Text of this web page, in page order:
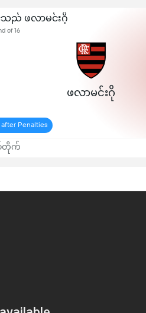
ဖလာမင်းဂို
of 16
ဖလာမင်းဂို
Penalties
တိုက်